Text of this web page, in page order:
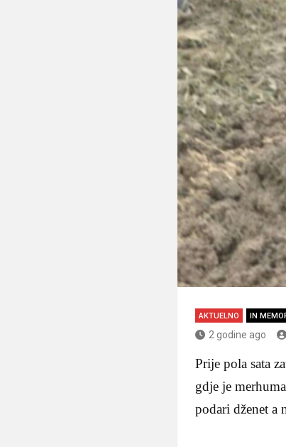
AKTUELNO IN
2 godine ago
Prije pola sata
gdje je
podari dženet a